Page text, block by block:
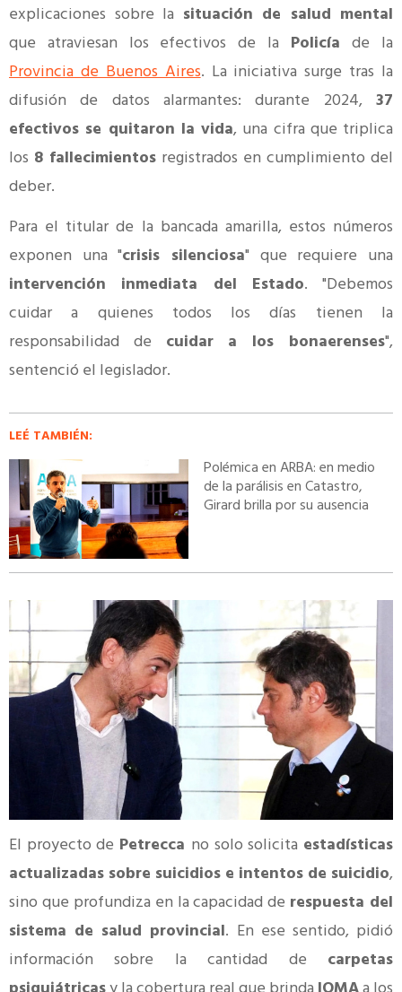
explicaciones sobre la situación de salud mental
que atraviesan los efectivos de la Policíade la
Provincia de Buenos Aires. La iniciativa surge tras la
difusión de datos alarmantes: durante 2024, 37
efectivos se quitaron la vida, una cifra que triplica
los 8 fallecimientos registrados en cumplimiento del
deber.
Para el titular de la bancada amarilla, estos números
exponen una "crisis silenciosa" que requiere una
intervención inmediata del Estado. "Debemos
cuidar a quienes todos los días tienen la
responsabilidad de cuidar a los bonaerenses",
sentenció el legislador.
LEÉ TAMBIÉN:
Polémica en ARBA: en medio
de la parálisis en Catastro,
Girard brilla por su ausencia
El proyecto de Petrecca no solo solicita estadísticas
actualizadas sobre suicidios e intentos de suicidio,
sino que profundiza en la capacidad de respuesta del
sistema de salud provincial. En ese sentido, pidió
información sobre la cantidad de carpetas